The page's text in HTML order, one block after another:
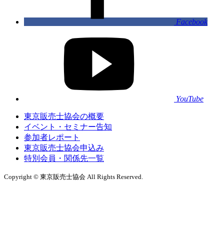
Facebook
YouTube
東京販売士協会の概要
イベント・セミナー告知
参加者レポート
東京販売士協会申込み
特別会員・関係先一覧
Copyright © 東京販売士協会 All Rights Reserved.